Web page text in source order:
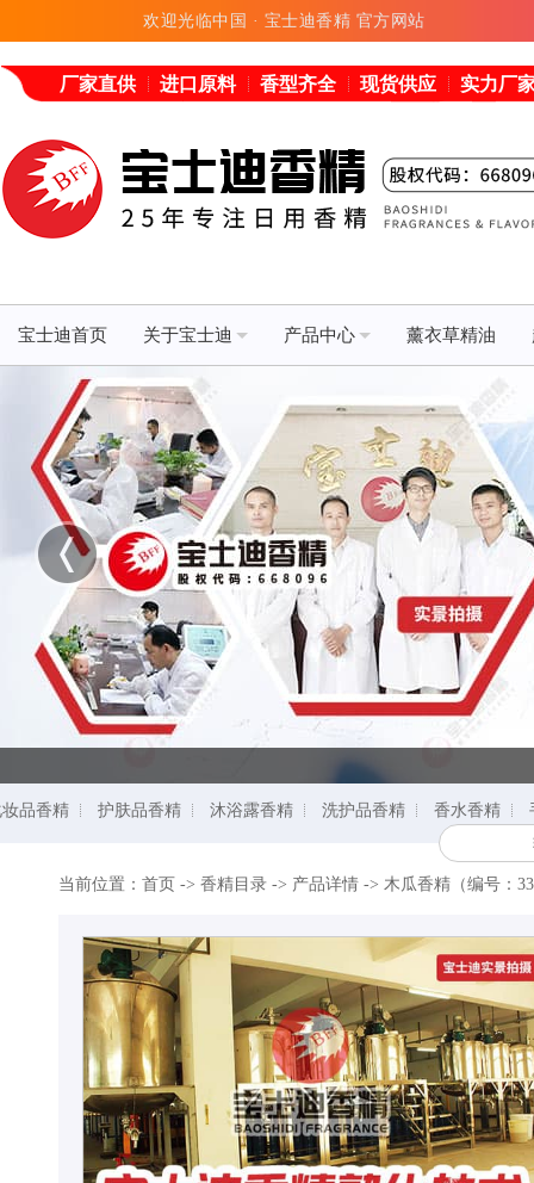
欢迎光临中国 · 宝士迪香精 官方网站
厂家直供 进口原料 香型齐全 现货供应 实力厂
宝士迪首页 关于宝士迪 产品中心 薰衣草精油
品香精 护肤品香精 沐浴露香精 洗护品香精 香水香精
当前位置： 首页 -> 香精目录 -> 产品详情 -> 木瓜香精（编号：